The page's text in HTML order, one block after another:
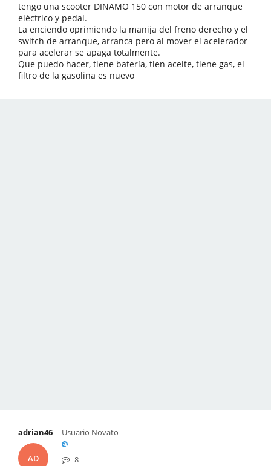
tengo una scooter DINAMO 150 con motor de arranque
eléctrico y pedal.
La enciendo oprimiendo la manija del freno derecho y el
switch de arranque, arranca pero al mover el acelerador
para acelerar se apaga totalmente.
Que puedo hacer, tiene batería, tien aceite, tiene gas, el
filtro de la gasolina es nuevo
adrian46
AD
Usuario Novato
8